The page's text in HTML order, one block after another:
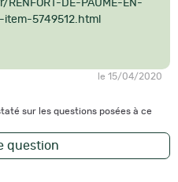
DE-PAUME-EN-
item-5749512.html
le 15/04/2020
sur les questions posées à ce
question